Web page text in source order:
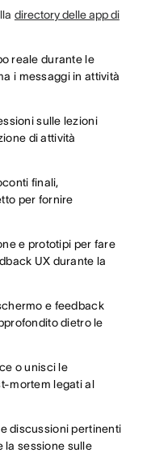
directory delle app di
reale durante le
i messaggi in attività
sulle lezioni
di attività
finali,
per fornire
e prototipi per fare
UX durante la
e feedback
dietro le
o unisci le
mortem legati al
discussioni pertinenti
la sessione sulle